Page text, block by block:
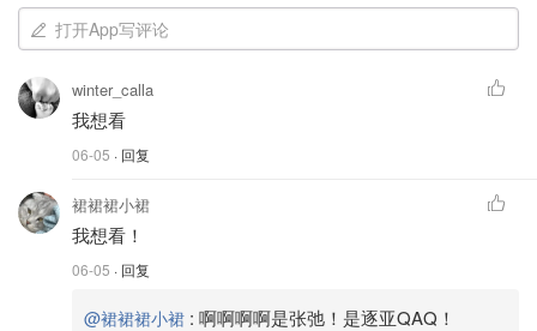
打开App写评论
winter_calla
我想看
06-05 · 回复
裙裙裙小裙
我想看！
06-05 · 回复
@裙裙裙小裙 : 啊啊啊啊是张弛！是逐亚QAQ！